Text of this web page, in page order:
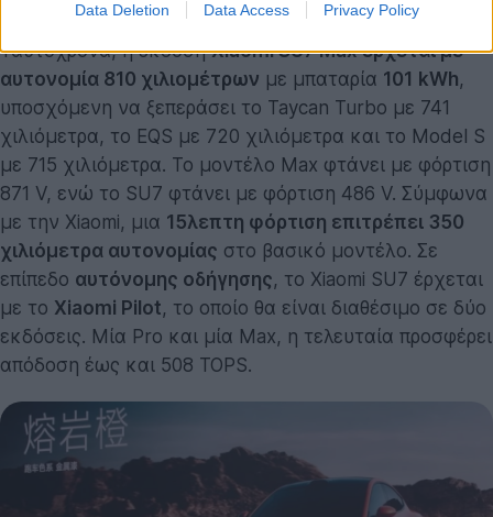
Data Deletion Data Access Privacy Policy
Ταυτόχρονα, η έκδοσηXiaomi SU7 Max έρχεται με
αυτονομία 810 χιλιομέτρων με μπαταρία 101 kWh,
υποσχόμενη να ξεπεράσει το Taycan Turbo με 741
χιλιόμετρα, το EQS με 720 χιλιόμετρα και το Model S
με 715 χιλιόμετρα. Το μοντέλο Max φτάνει με φόρτιση
871 V, ενώ το SU7 φτάνει με φόρτιση 486 V. Σύμφωνα
με την Xiaomi, μια 15λεπτη φόρτιση επιτρέπει 350
χιλιόμετρα αυτονομίας στο βασικό μοντέλο. Σε
επίπεδο αυτόνομης οδήγησης, το Xiaomi SU7 έρχεται
με το Xiaomi Pilot, το οποίο θα είναι διαθέσιμο σε δύο
εκδόσεις. Μία Pro και μία Max, η τελευταία προσφέρει
απόδοση έως και 508 TOPS.